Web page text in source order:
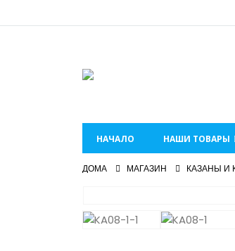
НАЧАЛО НАШИ ТОВАРЫ
ДОМА МАГАЗИН КАЗАНЫ И